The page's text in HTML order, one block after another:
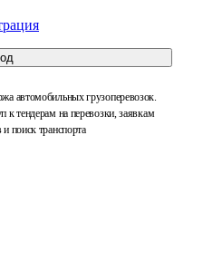
автомобильных грузоперевозок.
к тендерам на перевозки, заявкам
поиск транспорта